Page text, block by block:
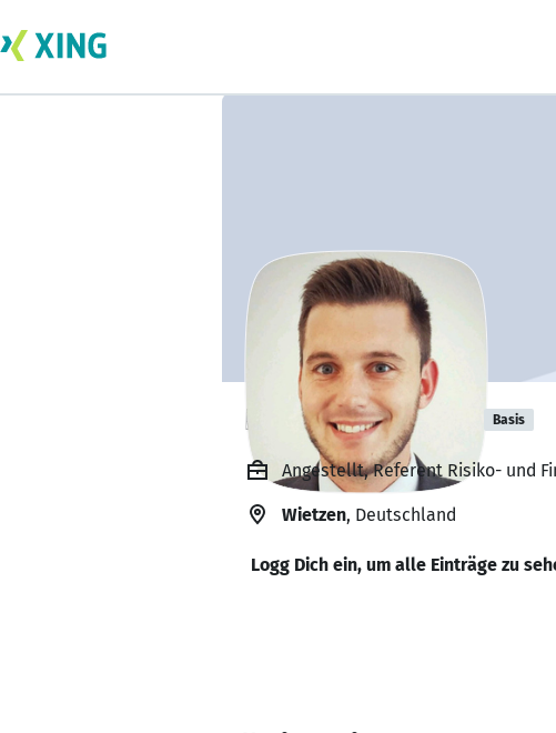
Hendrik Sieburg Basis
Angestellt, Referent Risiko- und
Wietzen, Deutschland
Logg Dich ein, um alle Einträge zu